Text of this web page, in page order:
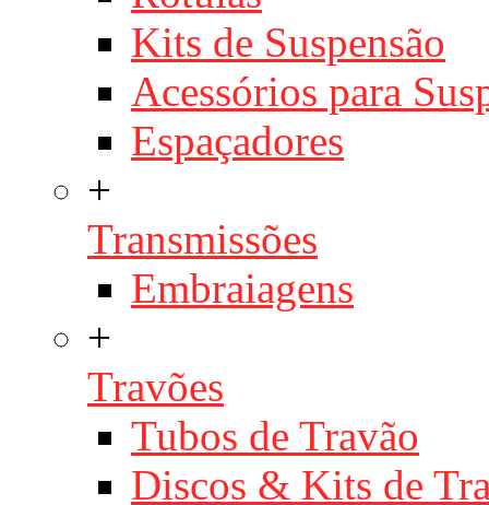
Kits de Suspensão
Acessórios para
Espaçadores
+
Transmissões
Embraiagens
+
Travões
Tubos de Travão
Discos & Kits de